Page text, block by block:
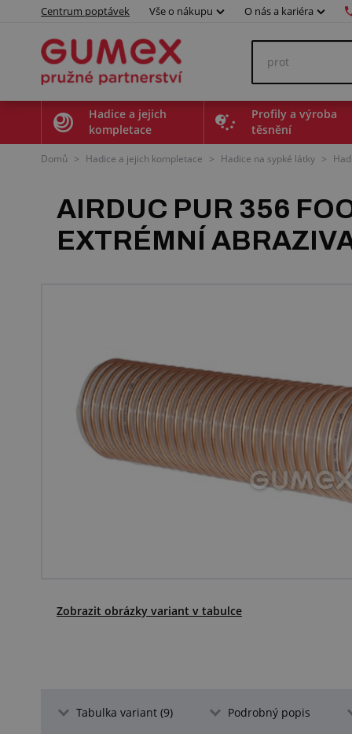
Centrum poptávek Vše o nákupu O nás a kariéra
Hadice a jejich
kompletace
Profily a výroba
těsnění
Domů > Hadice a jejich kompletace > Hadice na sypké látky >
AIRDUC PUR 356
EXTRÉMNÍ
Zobrazit obrázky variant v tabulce
Tabulka variant (9) Podrobný popis